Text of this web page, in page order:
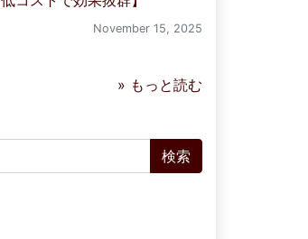
November 15, 2025
» もっと読む